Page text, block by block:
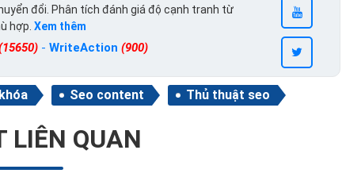
đổi. Phân tích đánh giá độ cạnh tranh từ
hợp. Xem thêm
- WriteAction (900)
Seo content Thủ thuật seo
LIÊN QUAN